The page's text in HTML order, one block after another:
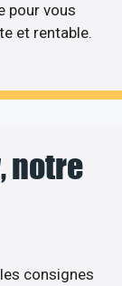
pour vous
et rentable.
notre
consignes